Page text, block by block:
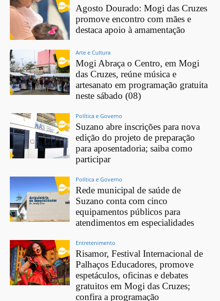
Agosto Dourado: Mogi das Cruzes
promove encontro com mães e
destaca apoio à amamentação
Arte e Cultura
Mogi Abraça o Centro, em Mogi
das Cruzes, reúne música e
artesanato em programação gratuita
neste sábado (08)
Política e Governo
Suzano abre inscrições para nova
edição do projeto de preparação
para aposentadoria; saiba como
participar
Política e Governo
Rede municipal de saúde de
Suzano conta com cinco
equipamentos públicos para
atendimentos em especialidades
Entretenimento
Risamor, Festival Internacional de
Palhaços Educadores, promove
espetáculos, oficinas e debates
gratuitos em Mogi das Cruzes;
confira a programação